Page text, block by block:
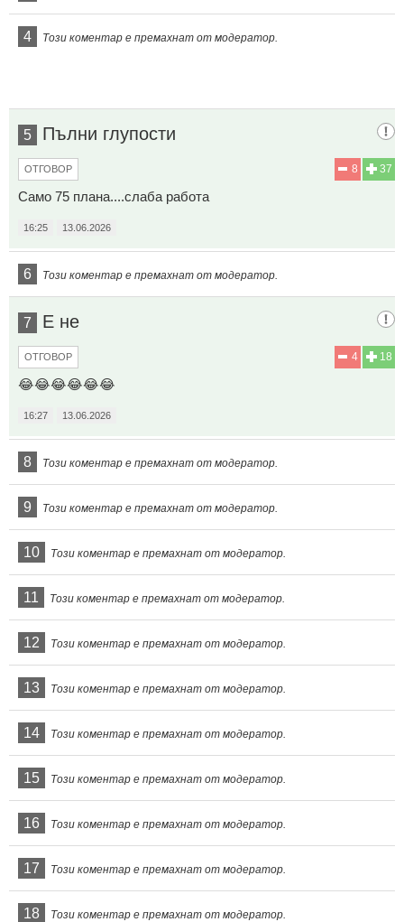
4 Този коментар е премахнат от модератор.
5 Пълни глупости
37
8
ОТГОВОР
Само 75 плана....слаба работа
16:25 13.06.2026
6 Този коментар е премахнат от модератор.
7 Е не
18
4
ОТГОВОР
😂😂😂😂😂😂
16:27 13.06.2026
8 Този коментар е премахнат от модератор.
9 Този коментар е премахнат от модератор.
10 Този коментар е премахнат от модератор.
11 Този коментар е премахнат от модератор.
12 Този коментар е премахнат от модератор.
13 Този коментар е премахнат от модератор.
14 Този коментар е премахнат от модератор.
15 Този коментар е премахнат от модератор.
16 Този коментар е премахнат от модератор.
17 Този коментар е премахнат от модератор.
18 Този коментар е премахнат от модератор.